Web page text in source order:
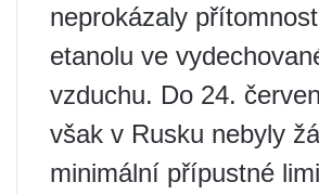
neprokázaly
etanolu ve
vzduchu. Do 24.
však v Rusku nebyly
minimální přípustné